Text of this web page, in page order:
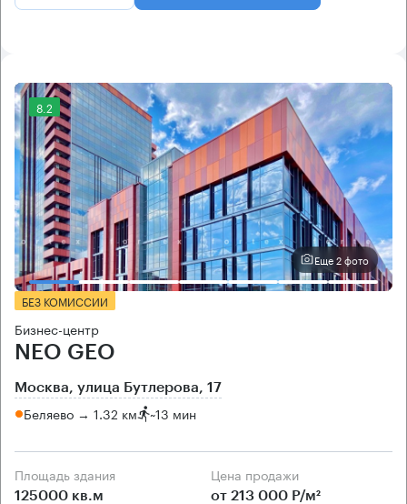
8.2
Еще 2 фото
БЕЗ КОМИССИИ
Бизнес-центр
NEO GEO
Москва, улица Бутлерова, 17
Беляево → 1.32 км ~13 мин
Площадь здания
125000 кв.м
Цена продажи
от 213 000 Р/м²